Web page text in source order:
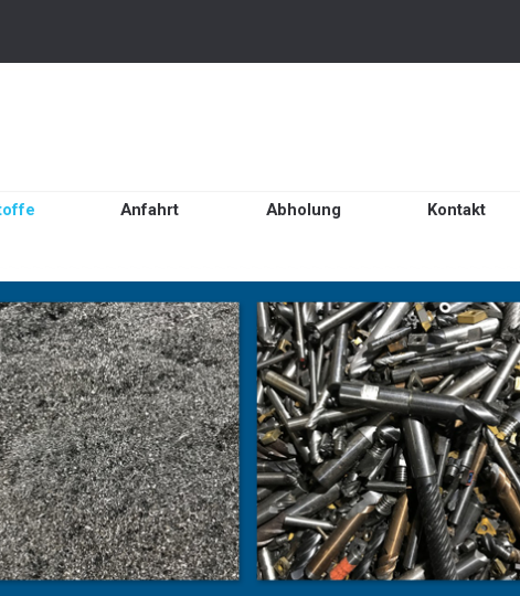
▼
Anfahrt Abholung Kontakt